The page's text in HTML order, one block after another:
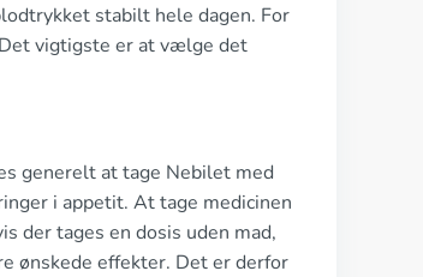
stabilt hele dagen. For
vigtigste er at vælge det
generelt at tage Nebilet med
i appetit. At tage medicinen
der tages en dosis uden mad,
ønskede effekter. Det er derfor